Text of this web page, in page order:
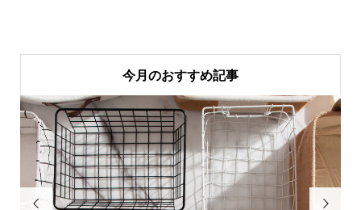
今月のおすすめ記事
 